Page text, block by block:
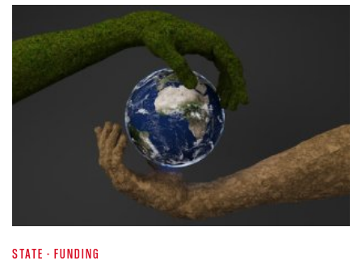
STATE - FUNDING